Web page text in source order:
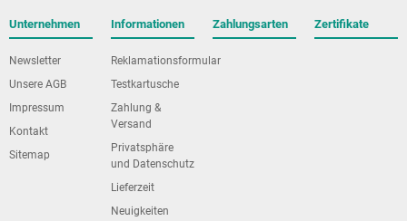
Unternehmen
Newsletter
Unsere AGB
Impressum
Kontakt
Sitemap
Informationen
Reklamationsformular
Testkartusche
Zahlung &
Versand
Privatsphäre
und Datenschutz
Lieferzeit
Neuigkeiten
Zahlungsarten Zertifikate